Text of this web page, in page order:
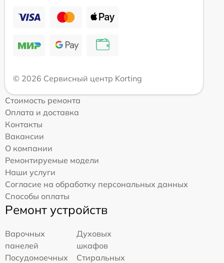
© 2026 Сервисный центр Korting
Стоимость ремонта
Оплата и доставка
Контакты
Вакансии
О компании
Ремонтируемые модели
Наши услуги
Согласие на обработку персональных данных
Способы оплаты
Ремонт устройств
Варочных
панелей
Духовых
шкафов
Посудомоечных
Стиральных